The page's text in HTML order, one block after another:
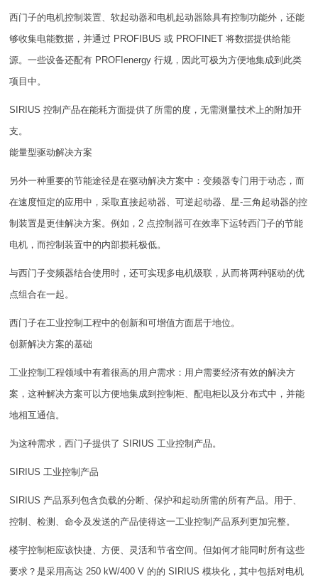
西门子的电机控制装置、软起动器和电机起动器除具有控制功能外，还能
够收集电能数据，并通过 PROFIBUS 或 PROFINET 将数据提供给能
源。一些设备还配有 PROFIenergy 行规，因此可极为方便地集成到此类
项目中。
SIRIUS 控制产品在能耗方面提供了所需的度，无需测量技术上的附加开
支。
能量型驱动解决方案
另外一种重要的节能途径是在驱动解决方案中：变频器专门用于动态，而
在速度恒定的应用中，采取直接起动器、可逆起动器、星-三角起动器的控
制装置是更佳解决方案。例如，2 点控制器可在效率下运转西门子的节能
电机，而控制装置中的内部损耗极低。
与西门子变频器结合使用时，还可实现多电机级联，从而将两种驱动的优
点组合在一起。
西门子在工业控制工程中的创新和可增值方面居于地位。
创新解决方案的基础
工业控制工程领域中有着很高的用户需求：用户需要经济有效的解决方
案，这种解决方案可以方便地集成到控制柜、配电柜以及分布式中，并能
地相互通信。
为这种需求，西门子提供了 SIRIUS 工业控制产品。
SIRIUS 工业控制产品
SIRIUS 产品系列包含负载的分断、保护和起动所需的所有产品。用于、
控制、检测、命令及发送的产品使得这一工业控制产品系列更加完整。
楼宇控制柜应该快捷、方便、灵活和节省空间。但如何才能同时所有这些
要求？是采用高达 250 kW/400 V 的的 SIRIUS 模块化，其中包括对电机